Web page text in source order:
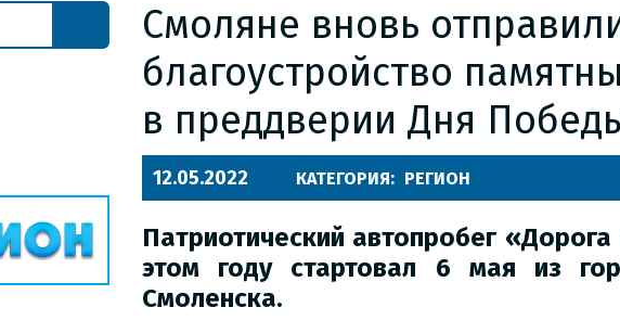
Смоляне вновь
благоустройство
в преддверии Дня
12.05.2022 КАТЕГОРИЯ: РЕГИОН
Патриотический автопробег
этом году стартовал 6 мая из
Смоленска.